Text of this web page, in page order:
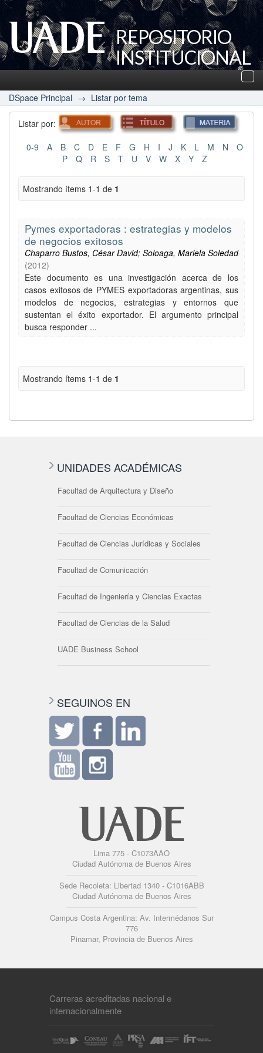
REPOSITORIO
INSTITUCIONAL
UADE
DSpace Principal → Listar por tema
Listar por:
0-9 A B C D E F G H I J K L M N
O
P
Q R S T U V W X Y Z
Mostrando ítems 1-1 de 1
Pymes exportadoras : estrategias y modelos
de negocios exitosos
Chaparro Bustos, César David; Soloaga, Mariela Soledad
(2012)
Este documento es una investigación acerca de los
casos exitosos de PYMES exportadoras argentinas, sus
modelos de negocios, estrategias y entornos que
sustentan el éxito exportador. El argumento principal
busca responder ...
Mostrando ítems 1-1 de 1
UNIDADES ACADÉMICAS
Facultad de Arquitectura y Diseño
Facultad de Ciencias Económicas
Facultad de Ciencias Jurídicas y Sociales
Facultad de Comunicación
Facultad de Ingeniería y Ciencias Exactas
Facultad de Ciencias de la Salud
UADE Business School
SEGUINOS EN
Lima 775 - C1073AAO
Ciudad Autónoma de Buenos Aires
Sede Recoleta: Libertad 1340 - C1016ABB
Ciudad Autónoma de Buenos Aires
Campus Costa Argentina: Av. Intermédanos Sur
776
Pinamar, Provincia de Buenos Aires
Carreras acreditadas nacional e
internacionalmente